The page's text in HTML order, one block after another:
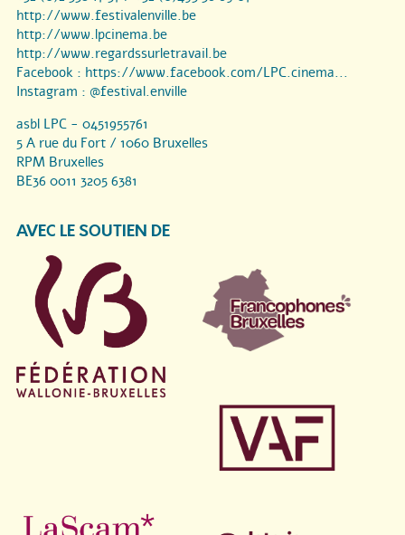
http://www.festivalenville.be
http://www.lpcinema.be
http://www.regardssurletravail.be
Facebook : https://www.facebook.com/LPC.cinema...
Instagram : @festival.enville
asbl LPC - 0451955761
5 A rue du Fort / 1060 Bruxelles
RPM Bruxelles
BE36 0011 3205 6381
AVEC LE SOUTIEN DE